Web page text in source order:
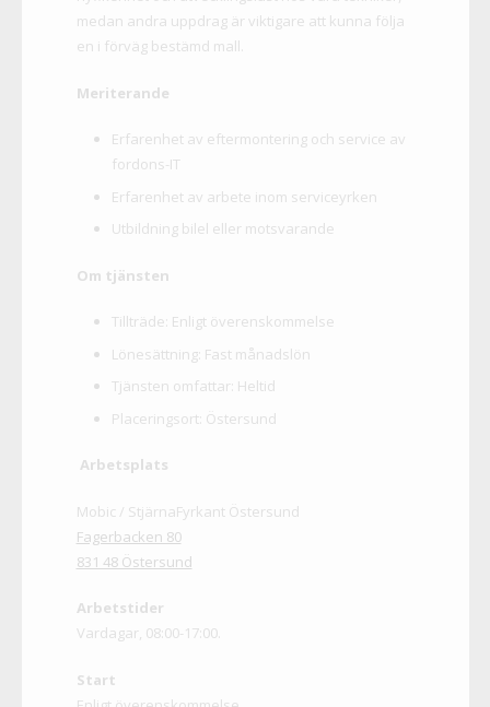
medan andra uppdrag är viktigare att kunna följa
en i förväg bestämd mall.
Meriterande
Erfarenhet av eftermontering och service av
fordons-IT
Erfarenhet av arbete inom serviceyrken
Utbildning bilel eller motsvarande
Om tjänsten
Tillträde: Enligt överenskommelse
Lönesättning: Fast månadslön
Tjänsten omfattar: Heltid
Placeringsort: Östersund
Arbetsplats
Mobic / StjärnaFyrkant Östersund
Fagerbacken 80
831 48 Östersund
Arbetstider
Vardagar, 08:00-17:00.
Start